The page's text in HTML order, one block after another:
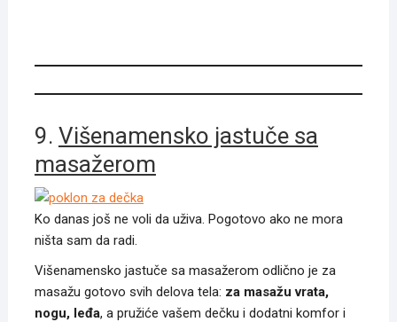
9. Višenamensko jastuče sa
masažerom
Ko danas još ne voli da uživa. Pogotovo ako ne mora
ništa sam da radi.
Višenamensko jastuče sa masažerom odlično je za
masažu gotovo svih delova tela: za masažu vrata,
nogu, leđa, a pružiće vašem dečku i dodatni komfor i